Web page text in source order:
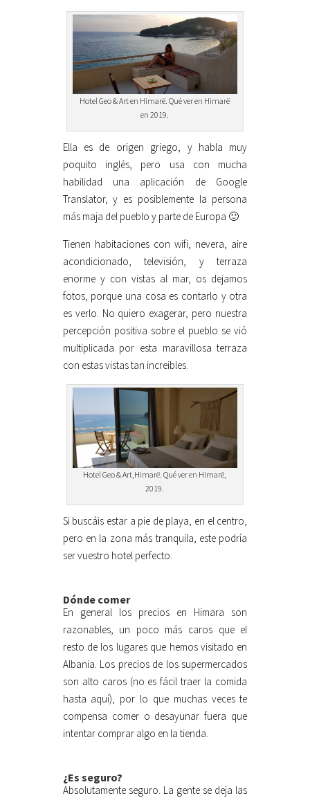
Hotel Geo & Art en Himarë. Qué ver en Himarë
en 2019.
Ella es de origen griego, y habla muy
poquito inglés, pero usa con mucha
habilidad una aplicación de Google
Translator, y es posiblemente la persona
más maja del pueblo y parte de Europa 🙂
Tienen habitaciones con wifi, nevera, aire
acondicionado, televisión, y terraza
enorme y con vistas al mar, os dejamos
fotos, porque una cosa es contarlo y otra
es verlo. No quiero exagerar, pero nuestra
percepción positiva sobre el pueblo se vió
multiplicada por esta maravillosa terraza
con estas vistas tan increibles.
Hotel Geo & Art,Himarë. Qué ver en Himarë,
2019.
Si buscáis estar a pie de playa, en el centro,
pero en la zona más tranquila, este podría
ser vuestro hotel perfecto.
Dónde comer
En general los precios en Himara son
razonables, un poco más caros que el
resto de los lugares que hemos visitado en
Albania. Los precios de los supermercados
son alto caros (no es fácil traer la comida
hasta aquí), por lo que muchas veces te
compensa comer o desayunar fuera que
intentar comprar algo en la tienda.
¿Es seguro?
Absolutamente seguro. La gente se deja las